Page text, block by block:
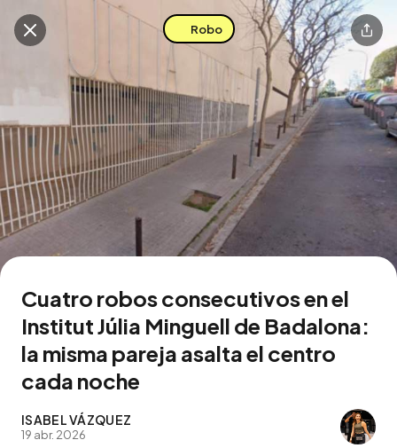
Descarga la app
Buscar en esta zona
Robo
Cuatro robos consecutivos en el
Institut Júlia Minguell de Badalona:
la misma pareja asalta el centro
cada noche
ISABEL VÁZQUEZ
19 abr. 2026